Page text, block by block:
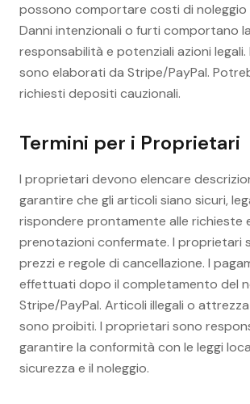
possono comportare costi di noleggio
Danni intenzionali o furti comportano
responsabilità e potenziali azioni legali.
sono elaborati da Stripe/PayPal.
richiesti depositi cauzionali.
Termini per i Proprietari
I proprietari devono elencare
garantire che gli articoli siano sicuri,
rispondere prontamente alle richieste
prenotazioni confermate. I proprietari
prezzi e regole di cancellazione. I
effettuati dopo il completamento del
Stripe/PayPal. Articoli illegali o
sono proibiti. I proprietari sono
garantire la conformità con le leggi
sicurezza e il noleggio.